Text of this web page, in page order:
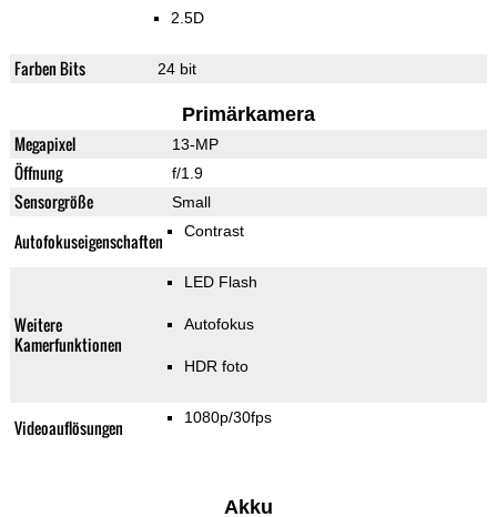
2.5D
Farben Bits 24 bit
Primärkamera
Megapixel 13-MP
Öffnung f/1.9
Sensorgröße Small
Autofokuseigenschaften Contrast
Weitere
Kamerfunktionen
LED Flash
Autofokus
HDR foto
Videoauflösungen 1080p/30fps
Akku